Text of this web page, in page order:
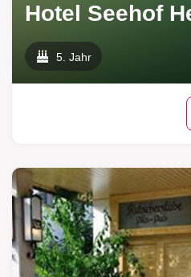
Hotel Seehof
5. Jahr